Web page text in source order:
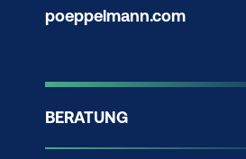
poeppelmann.com
BERATUNG